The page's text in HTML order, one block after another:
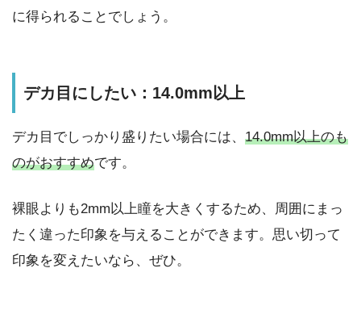
に得られることでしょう。
デカ目にしたい：14.0mm以上
デカ目でしっかり盛りたい場合には、 14.0mm以上のも
のがおすすめです。
裸眼よりも2mm以上瞳を大きくするため、周囲にまっ
たく違った印象を与えることができます。思い切って
印象を変えたいなら、ぜひ。